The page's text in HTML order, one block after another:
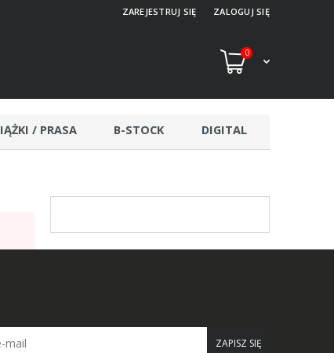
ZAREJESTRUJ SIĘ ZALOGUJ SIĘ
0
/ PRASA B-STOCK DIGITAL
ZAPISZ SIĘ